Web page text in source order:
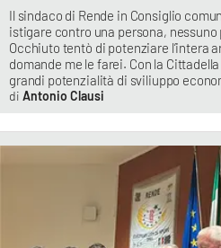
Il sindaco di Rende in Consiglio
istigare contro una persona, nessuno
Occhiuto tentò di potenziare l’intera
domande me le farei. Con la
grandi potenzialità di sviliuppo
Antonio Clausi